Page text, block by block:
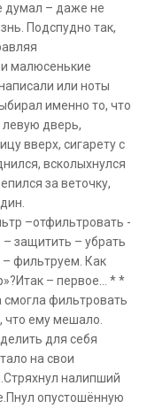
думал – даже не
Подспудно так,
малюсенькие
или ноты
именно то, что
левую дверь,
вверх, сигарету с
всколыхнулся
за веточку,
–отфильтровать -
защитить – убрать
– фильтруем. Как
– первое… * *
фильтровать
что ему мешало.
для себя
на свои
налипший
опустошённую